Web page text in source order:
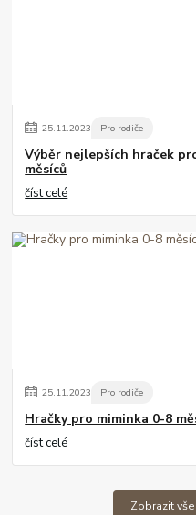
25.11.2023 Pro rodiče
Výběr nejlepších hraček
měsíců
číst celé
25.11.2023 Pro rodiče
Hračky pro miminka 0-8
číst celé
Zobrazit